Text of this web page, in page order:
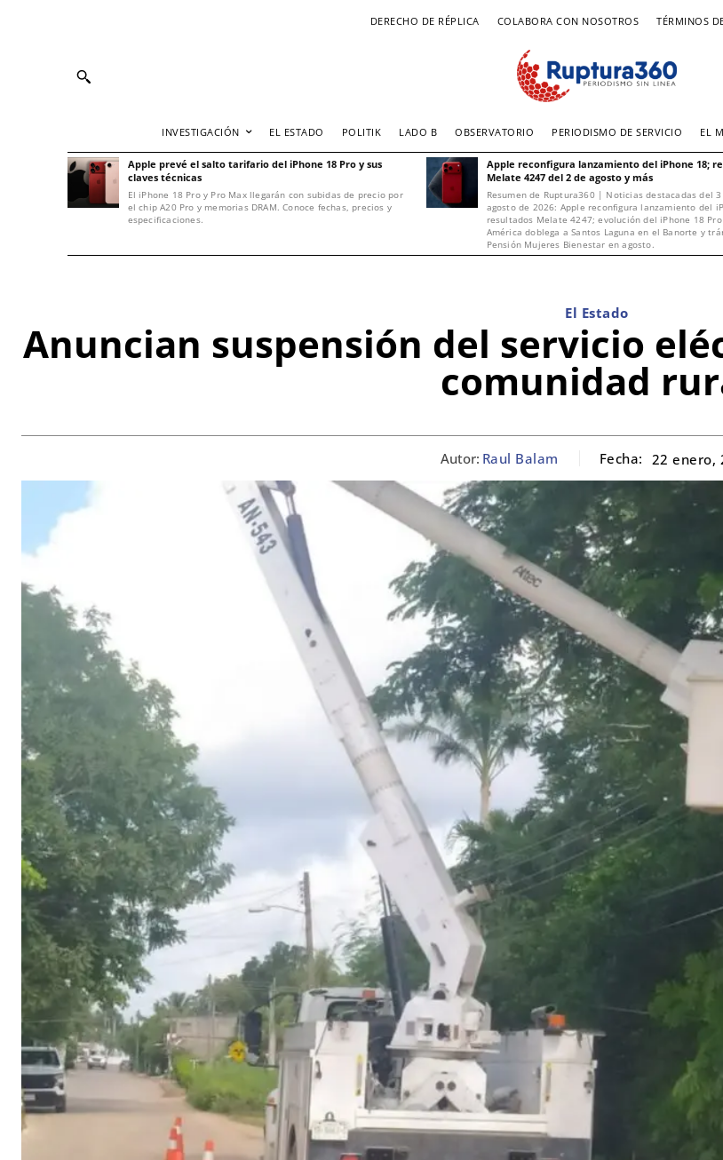
DERECHO DE RÉPLICA COLABORA CON NOSOTROS TÉRMINOS
INVESTIGACIÓN EL ESTADO POLITIK LADO B OBSERVATORIO PERIODISMO DE SERVICIO EL
Apple prevé el salto tarifario del iPhone 18 Pro y sus
claves técnicas
El iPhone 18 Pro y Pro Max llegarán con subidas de precio por
el chip A20 Pro y memorias DRAM. Conoce fechas, precios y
especificaciones.
Apple reconfigura lanzamiento del iPhone 18;
Melate 4247 del 2 de agosto y más
Resumen de Ruptura360 | Noticias destacadas del 3
agosto de 2026: Apple reconfigura lanzamiento del
resultados Melate 4247; evolución del iPhone 18
América doblega a Santos Laguna en el Banorte y
Pensión Mujeres Bienestar en agosto.
El Estado
Anuncian suspensión del servicio
comunidad
Autor: Raul Balam Fecha: 22 enero,